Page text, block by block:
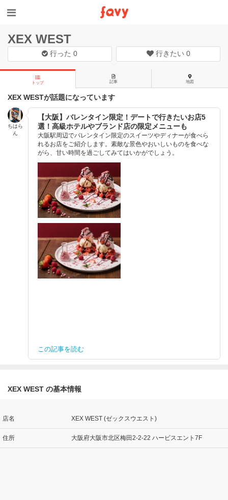
XEX WEST
行った0 行きたい 0
トップ 記事 地図
XEX WESTが話題になっています
ちはら
ん
【大阪】バレンタイン限定！デートで行きたいお店5
選！高級ホテルやブランド店の限定メニューも
大阪駅周辺でバレンタイン限定のスイーツやディナーが食べら
れるお店をご紹介します。素敵な景色やおいしいものを食べな
がら、甘い時間を過ごしてみてはいかがでしょう。
この記事を読む
XEX WEST の基本情報
店名 XEX WEST (ゼックスウエスト)
住所 大阪府大阪市北区梅田2-2-22 ハービスエント7F